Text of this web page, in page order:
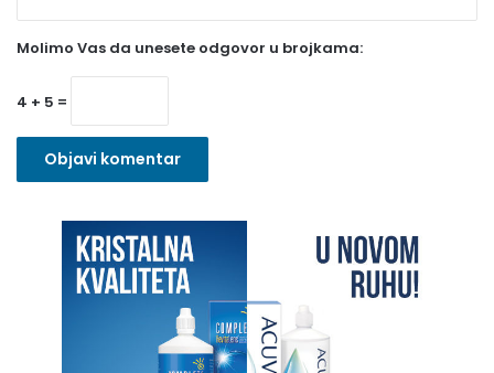
z
n
Molimo Vas da unesete odgovor u brojkama:
4 + 5 =